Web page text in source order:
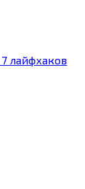
лайфхаков